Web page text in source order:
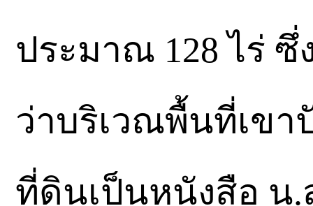
ประมาณ 128 ไร่
ว่าบริเวณพื้นที่เขา
ที่ดินเป็นหนังสือ น.